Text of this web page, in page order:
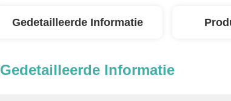
Gedetailleerde Informatie
Gedetailleerde Informatie